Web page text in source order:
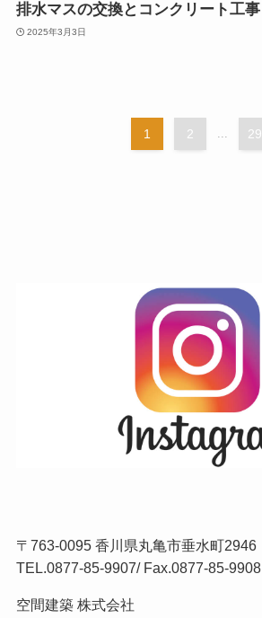
排水マスの交換とコンクリート工事
2025年3月3日
1 2 ... 29
〒763-0095 香川県丸亀市垂水町2946
TEL. 0877-85-9907/ Fax.0877-85-9908
空間建築 株式会社